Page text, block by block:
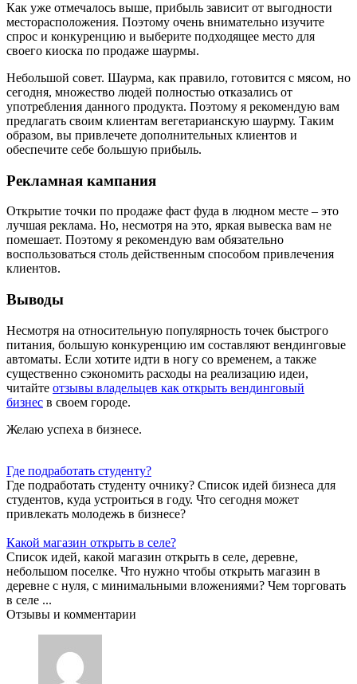
Как уже отмечалось выше, прибыль зависит от выгодности
месторасположения. Поэтому очень внимательно изучите
спрос и конкуренцию и выберите подходящее место для
своего киоска по продаже шаурмы.
Небольшой совет. Шаурма, как правило, готовится с мясом, но
сегодня, множество людей полностью отказались от
употребления данного продукта. Поэтому я рекомендую вам
предлагать своим клиентам вегетарианскую шаурму. Таким
образом, вы привлечете дополнительных клиентов и
обеспечите себе большую прибыль.
Рекламная кампания
Открытие точки по продаже фаст фуда в людном месте – это
лучшая реклама. Но, несмотря на это, яркая вывеска вам не
помешает. Поэтому я рекомендую вам обязательно
воспользоваться столь действенным способом привлечения
клиентов.
Выводы
Несмотря на относительную популярность точек быстрого
питания, большую конкуренцию им составляют вендинговые
автоматы. Если хотите идти в ногу со временем, а также
существенно сэкономить расходы на реализацию идеи,
читайте отзывы владельцев как открыть вендинговый
бизнес в своем городе.
Желаю успеха в бизнесе.
Где подработать студенту?
Где подработать студенту очнику? Список идей бизнеса для
студентов, куда устроиться в году. Что сегодня может
привлекать молодежь в бизнесе?
Какой магазин открыть в селе?
Список идей, какой магазин открыть в селе, деревне,
небольшом поселке. Что нужно чтобы открыть магазин в
деревне с нуля, с минимальными вложениями? Чем торговать
в селе ...
Отзывы и комментарии